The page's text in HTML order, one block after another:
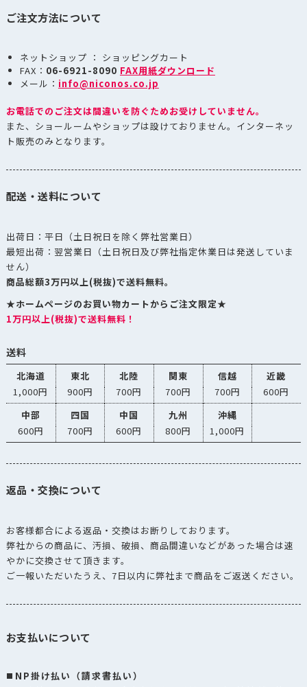
ご注文方法について
ネットショップ ： ショッピングカート
FAX： 06-6921-8090 FAX用紙ダウンロード
メール： info@niconos.co.jp
お電話でのご注文は間違いを防ぐためお受けしていません。
また、ショールームやショップは設けておりません。インターネッ
ト販売のみとなります。
配送・送料について
出荷日：平日（土日祝日を除く弊社営業日）
最短出荷：翌営業日（土日祝日及び弊社指定休業日は発送していま
せん）
商品総額3万円以上(税抜)で送料無料。
★ホームページのお買い物カートからご注文限定★
1万円以上(税抜)で送料無料！
送料
北海道 東北 北陸 関東 信越
近畿
1,000円
900円 700円 700円 700円
600円
中部
四国 中国 九州
沖縄
600円
700円 600円 800円 1,000円
返品・交換について
お客様都合による返品・交換はお断りしております。
弊社からの商品に、汚損、破損、商品間違いなどがあった場合は速
やかに交換させて頂きます。
ご一報いただいたうえ、7日以内に弊社まで商品をご返送ください。
お支払いについて
NP掛け払い（請求書払い）